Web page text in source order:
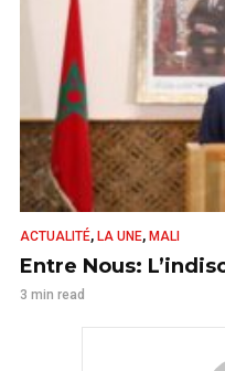
ACTUALITÉ, LA UNE, MALI
Entre Nous:
3 min read